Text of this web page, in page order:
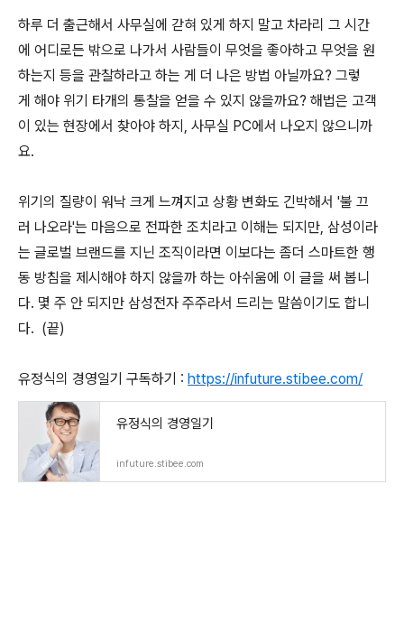
하루 더 출근해서 사무실에 갇혀 있게 하지 말고 차라리 그 시간
에 어디로든 밖으로 나가서 사람들이 무엇을 좋아하고 무엇을 원
하는지 등을 관찰하라고 하는 게 더 나은 방법 아닐까요? 그렇
게 해야 위기 타개의 통찰을 얻을 수 있지 않을까요? 해법은 고객
이 있는 현장에서 찾아야 하지, 사무실 PC에서 나오지 않으니까
요.
위기의 질량이 워낙 크게 느껴지고 상황 변화도 긴박해서 '불 끄
러 나오라'는 마음으로 전파한 조치라고 이해는 되지만, 삼성이라
는 글로벌 브랜드를 지닌 조직이라면 이보다는 좀더 스마트한 행
동 방침을 제시해야 하지 않을까 하는 아쉬움에 이 글을 써 봅니
다. 몇 주 안 되지만 삼성전자 주주라서 드리는 말씀이기도 합니
다. (끝)
유정식의 경영일기 구독하기 : https://infuture.stibee.com/
유정식의 경영일기
infuture.stibee.com